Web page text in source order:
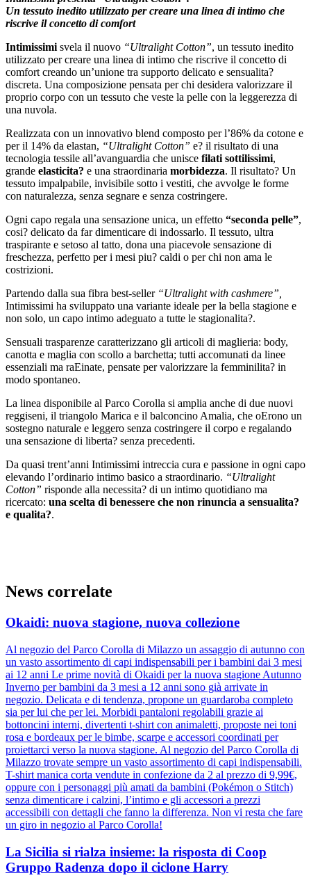
Un tessuto inedito utilizzato per creare una linea di intimo che
riscrive il concetto di comfort
Intimissimisvela il nuovo “Ultralight Cotton”, un tessuto inedito
utilizzato per creare una linea di intimo che riscrive il concetto di
comfort creando un’unione tra supporto delicato e sensualita?
discreta. Una composizione pensata per chi desidera valorizzare il
proprio corpo con un tessuto che veste la pelle con la leggerezza di
una nuvola.
Realizzata con un innovativo blend composto per l’86% da cotone e
per il 14% da elastan, “Ultralight Cotton” e? il risultato di una
tecnologia tessile all’avanguardia che unisce filati sottilissimi,
grande elasticita? e una straordinaria morbidezza. Il risultato? Un
tessuto impalpabile, invisibile sotto i vestiti, che avvolge le forme
con naturalezza, senza segnare e senza costringere.
Ogni capo regala una sensazione unica, un effetto “seconda pelle”,
cosi? delicato da far dimenticare di indossarlo. Il tessuto, ultra
traspirante e setoso al tatto, dona una piacevole sensazione di
freschezza, perfetto per i mesi piu? caldi o per chi non ama le
costrizioni.
Partendo dalla sua fibra best-seller “Ultralight with cashmere”,
Intimissimi ha sviluppato una variante ideale per la bella stagione e
non solo, un capo intimo adeguato a tutte le stagionalita?.
Sensuali trasparenze caratterizzano gli articoli di maglieria: body,
canotta e maglia con scollo a barchetta; tutti accomunati da linee
essenziali ma raEinate, pensate per valorizzare la femminilita? in
modo spontaneo.
La linea disponibile al Parco Corolla si amplia anche di due nuovi
reggiseni, il triangolo Marica e il balconcino Amalia, che oErono un
sostegno naturale e leggero senza costringere il corpo e regalando
una sensazione di liberta? senza precedenti.
Da quasi trent’anni Intimissimi intreccia cura e passione in ogni capo
elevando l’ordinario intimo basico a straordinario. “Ultralight
Cotton” risponde alla necessita? di un intimo quotidiano ma
ricercato: una scelta di benessere che non rinuncia a sensualita?
e qualita?.
News correlate
Okaidi: nuova stagione, nuova collezione
Al negozio del Parco Corolla di Milazzo un assaggio di autunno con
un vasto assortimento di capi indispensabili per i bambini dai 3 mesi
ai 12 anni Le prime novità di Okaidi per la nuova stagione Autunno
Inverno per bambini da 3 mesi a 12 anni sono già arrivate in
negozio. Delicata e di tendenza, propone un guardaroba completo
sia per lui che per lei. Morbidi pantaloni regolabili grazie ai
bottoncini interni, divertenti t-shirt con animaletti, proposte nei toni
rosa e bordeaux per le bimbe, scarpe e accessori coordinati per
proiettarci verso la nuova stagione. Al negozio del Parco Corolla di
Milazzo trovate sempre un vasto assortimento di capi indispensabili.
T-shirt manica corta vendute in confezione da 2 al prezzo di 9,99€,
oppure con i personaggi più amati da bambini (Pokémon o Stitch)
senza dimenticare i calzini, l’intimo e gli accessori a prezzi
accessibili con dettagli che fanno la differenza. Non vi resta che fare
un giro in negozio al Parco Corolla!
La Sicilia si rialza insieme: la risposta di Coop
Gruppo Radenza dopo il ciclone Harry